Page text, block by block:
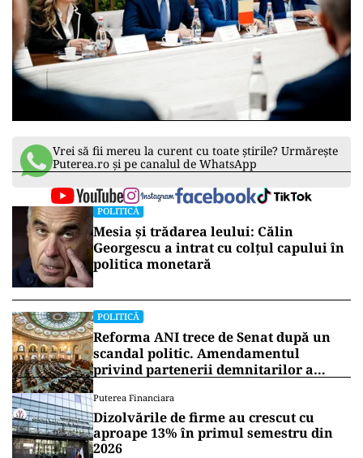
Vrei să fii mereu la curent cu toate știrile? Urmărește
Puterea.ro și pe canalul de WhatsApp
POLITICĂ
Mesia și trădarea leului: Călin
Georgescu a intrat cu colțul capului în
politica monetară
POLITICĂ
Reforma ANI trece de Senat după un
scandal politic. Amendamentul
privind partenerii demnitarilor a
Puterea Financiara
Dizolvările de firme au crescut cu
aproape 13% în primul semestru din
2026